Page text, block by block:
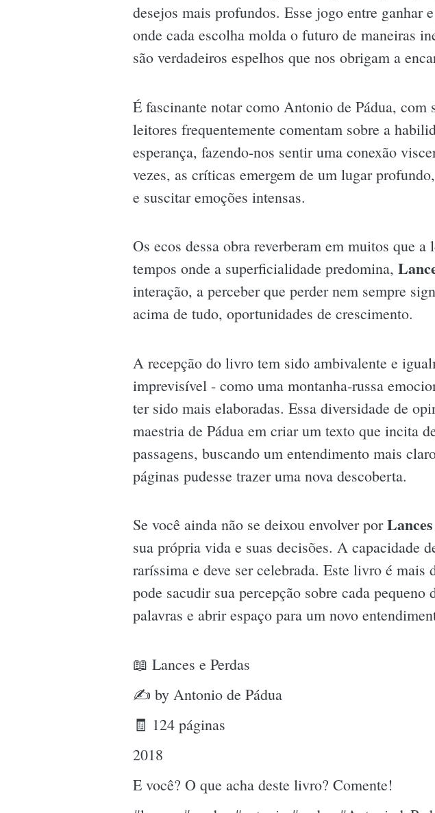
desejos mais profundos. Esse jogo entre ganhar
onde cada escolha molda o futuro de maneiras
são verdadeiros espelhos que nos obrigam a
É fascinante notar como Antonio de Pádua,
leitores frequentemente comentam sobre a
esperança, fazendo-nos sentir uma conexão
vezes, as críticas emergem de um lugar
e suscitar emoções intensas.
Os ecos dessa obra reverberam em muitos que
tempos onde a superficialidade predomina,
interação, a perceber que perder nem sempre
acima de tudo, oportunidades de crescimento.
A recepção do livro tem sido ambivalente e
imprevisível - como uma montanha-russa
ter sido mais elaboradas. Essa diversidade de
maestria de Pádua em criar um texto que incita
passagens, buscando um entendimento mais
páginas pudesse trazer uma nova descoberta.
Se você ainda não se deixou envolver por
sua própria vida e suas decisões. A capacidade
raríssima e deve ser celebrada. Este livro é
pode sacudir sua percepção sobre cada
palavras e abrir espaço para um novo
📖 Lances e Perdas
✍ by Antonio de Pádua
🧾 124 páginas
2018
E você? O que acha deste livro? Comente!